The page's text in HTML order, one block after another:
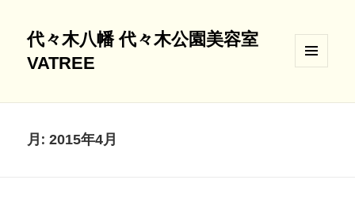
代々木八幡 代々木公園美容室
VATREE
ィジェ
月:2015年4月